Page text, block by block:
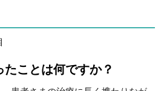
ことは何ですか？